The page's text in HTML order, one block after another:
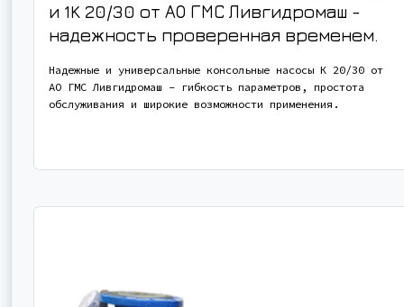
и 1K 20/30 от АО ГМС Ливгидромаш -
надежность проверенная временем.
Надежные и универсальные консольные насосы К 20/30 от
АО ГМС Ливгидромаш - гибкость параметров, простота
обслуживания и широкие возможности применения.